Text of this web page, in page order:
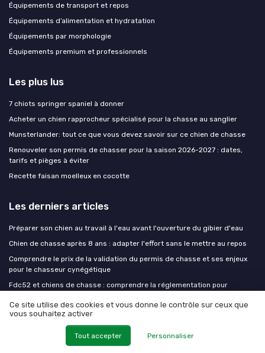
Équipements de transport et repos
Équipements d’alimentation et hydratation
Équipements par morphologie
Équipements premium et professionnels
Les plus lus
7 chiots springer spaniel à donner
Acheter un chien rapprocheur spécialisé pour la chasse au sanglier
Munsterlander: tout ce que vous devez savoir sur ce chien de chasse
Renouveler son permis de chasser pour la saison 2026-2027 : dates,
tarifs et pièges à éviter
Recette faisan moelleux en cocotte
Les derniers articles
Préparer son chien au travail à l'eau avant l'ouverture du gibier d'eau
Chien de chasse après 8 ans : adapter l'effort sans le mettre au repos
Comprendre le prix de la validation du permis de chasse et ses enjeux
pour le chasseur cynégétique
Fdc52 et chiens de chasse : comprendre la réglementation pour
Reprendre le dressage après l'été : trois semaines pour retrouver le
Ce site utilise des cookies et vous donne le contrôle sur ceux que
vous souhaitez activer
Tout accepter Personnaliser